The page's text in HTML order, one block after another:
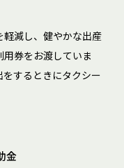
減し、健やかな出産
券をお渡していま
するときにタクシー
金